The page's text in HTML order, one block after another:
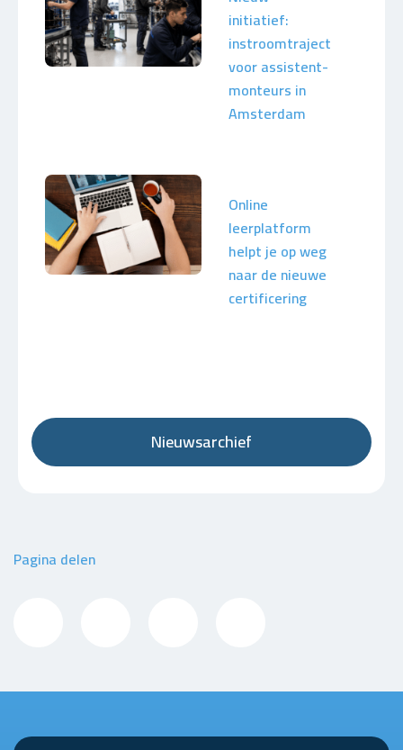
initiatief:
instroomtraject
voor assistent-
monteurs in
Amsterdam
Online
leerplatform
helpt je op weg
naar de nieuwe
certificering
Nieuwsarchief
Pagina delen